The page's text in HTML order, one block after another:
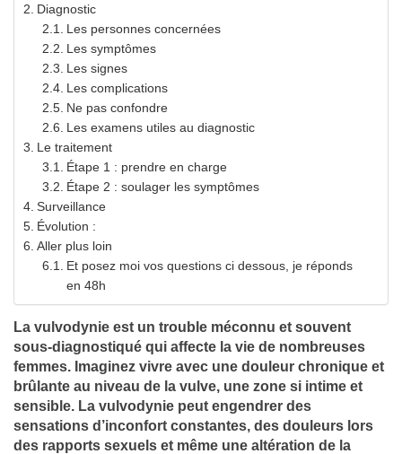
Diagnostic
Les personnes concernées
Les symptômes
Les signes
Les complications
Ne pas confondre
Les examens utiles au diagnostic
Le traitement
Étape 1 : prendre en charge
Étape 2 : soulager les symptômes
Surveillance
Évolution :
Aller plus loin
Et posez moi vos questions ci dessous, je réponds
en 48h
La vulvodynie est un trouble méconnu et souvent
sous-diagnostiqué qui affecte la vie de nombreuses
femmes. Imaginez vivre avec une douleur chronique et
brûlante au niveau de la vulve, une zone si intime et
sensible. La vulvodynie peut engendrer des
sensations d’inconfort constantes, des douleurs lors
des rapports sexuels et même une altération de la